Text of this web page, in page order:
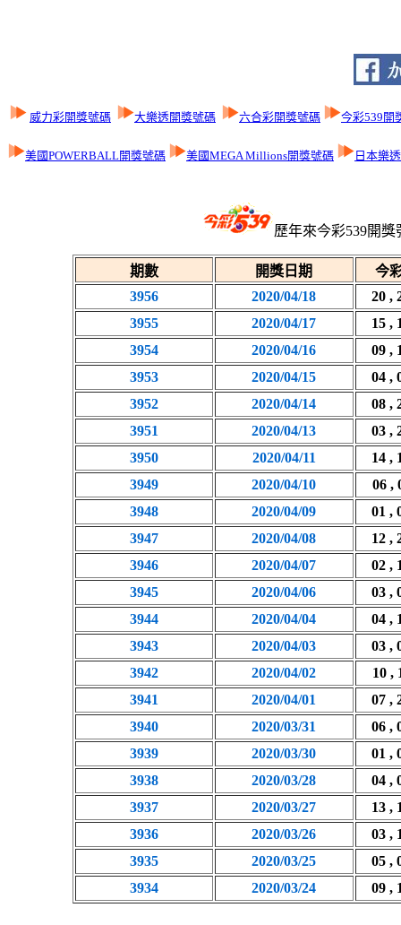
威力彩開獎號碼 大樂透開獎號碼 六合彩開獎號碼 今彩539開
美國POWERBALL開獎號碼 美國MEGA Millions開獎號碼 日本樂
歷年來今彩539開
期數 開獎日期
今
3956
2020/04/18
20 ,
3955
2020/04/17
15 ,
3954
2020/04/16
09 ,
3953
2020/04/15
04 ,
3952
2020/04/14
08 ,
3951
2020/04/13
03 ,
3950
2020/04/11
14 ,
3949
2020/04/10
06 ,
3948
2020/04/09
01 ,
3947
2020/04/08
12 ,
3946
2020/04/07
02 ,
3945
2020/04/06
03 ,
3944
2020/04/04
04 ,
3943
2020/04/03
03 ,
3942
2020/04/02
10 ,
3941
2020/04/01
07 ,
3940
2020/03/31
06 ,
3939
2020/03/30
01 ,
3938
2020/03/28
04 ,
3937
2020/03/27
13 ,
3936
2020/03/26
03 ,
3935
2020/03/25
05 ,
3934
2020/03/24 09 ,